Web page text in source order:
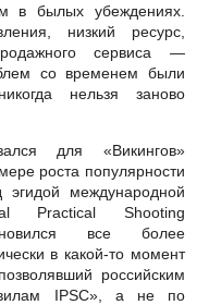
в былых убеждениях.
низкий ресурс,
сервиса —
со временем были
нельзя заново
для «Викингов»
роста популярности
международной
Practical Shooting
все более
в какой-то момент
российским
IPSC», а не по